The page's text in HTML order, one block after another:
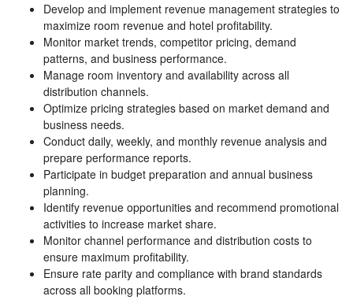
Develop and implement revenue management strategies to
maximize room revenue and hotel profitability.
Monitor market trends, competitor pricing, demand
patterns, and business performance.
Manage room inventory and availability across all
distribution channels.
Optimize pricing strategies based on market demand and
business needs.
Conduct daily, weekly, and monthly revenue analysis and
prepare performance reports.
Participate in budget preparation and annual business
planning.
Identify revenue opportunities and recommend promotional
activities to increase market share.
Monitor channel performance and distribution costs to
ensure maximum profitability.
Ensure rate parity and compliance with brand standards
across all booking platforms.